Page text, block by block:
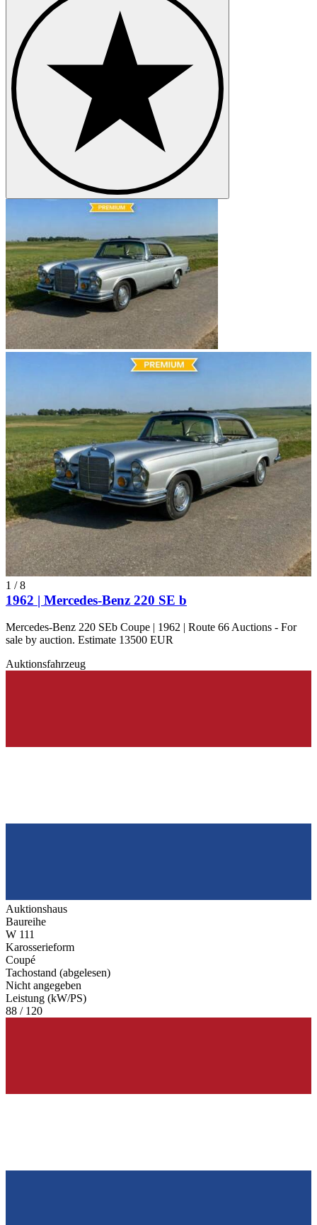
1 /8
1962 | Mercedes-Benz 220 SE b
Mercedes-Benz 220 SEb Coupe | 1962 | Route 66 Auctions - For
sale by auction. Estimate 13500 EUR
Auktionsfahrzeug
Auktionshaus
Baureihe
W 111
Karosserieform
Coupé
Tachostand (abgelesen)
Nicht angegeben
Leistung (kW/PS)
88 / 120